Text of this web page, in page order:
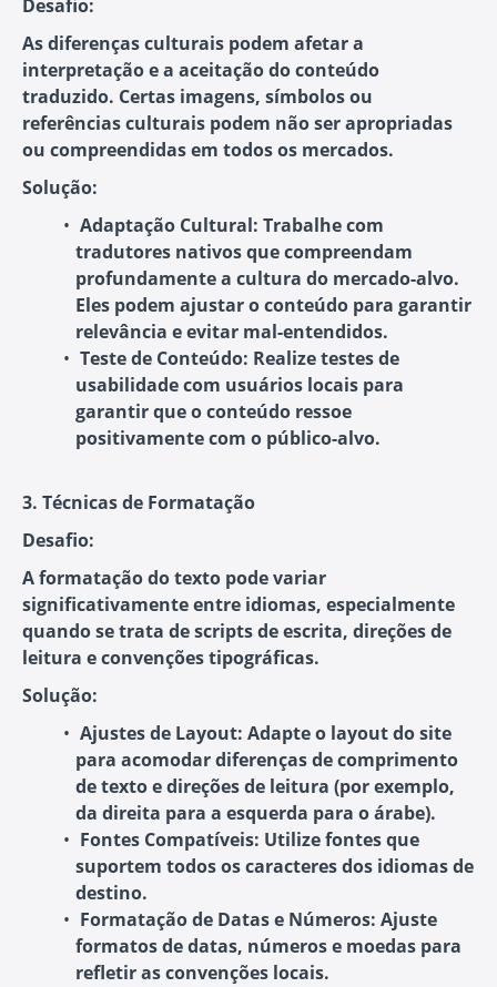
Desafio:
As diferenças culturais podem afetar a
interpretação e a aceitação do conteúdo
traduzido. Certas imagens, símbolos ou
referências culturais podem não ser apropriadas
ou compreendidas em todos os mercados.
Solução:
Adaptação Cultural: Trabalhe com
tradutores nativos que compreendam
profundamente a cultura do mercado-alvo.
Eles podem ajustar o conteúdo para garantir
relevância e evitar mal-entendidos.
Teste de Conteúdo: Realize testes de
usabilidade com usuários locais para
garantir que o conteúdo ressoe
positivamente com o público-alvo.
3. Técnicas de Formatação
Desafio:
A formatação do texto pode variar
significativamente entre idiomas, especialmente
quando se trata de scripts de escrita, direções de
leitura e convenções tipográficas.
Solução:
Ajustes de Layout: Adapte o layout do site
para acomodar diferenças de comprimento
de texto e direções de leitura (por exemplo,
da direita para a esquerda para o árabe).
Fontes Compatíveis: Utilize fontes que
suportem todos os caracteres dos idiomas de
destino.
Formatação de Datas e Números: Ajuste
formatos de datas, números e moedas para
refletir as convenções locais.